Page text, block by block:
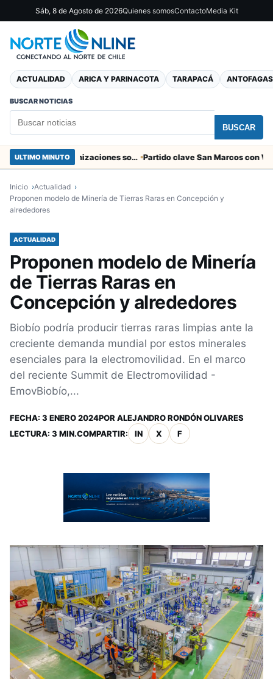
Sáb, 8 de Agosto de 2026Quienes somosContactoMedia Kit
ACTUALIDAD ARICA Y PARINACOTA TARAPACÁ
BUSCAR NOTICIAS
BUSCAR
ULTIMO MINUTO Entregaron fibra óptica gratuita a organizaciones sociales de Arica
Inicio
Actualidad
Proponen modelo de Minería de Tierras Raras en Concepción y
alrededores
ACTUALIDAD
Proponen modelo de Minería
de Tierras Raras en
Concepción y alrededores
Biobío podría producir tierras raras limpias ante la
creciente demanda mundial por estos minerales
esenciales para la electromovilidad. En el marco
del reciente Summit de Electromovilidad -
EmovBiobío,...
FECHA: 3 ENERO 2024POR ALEJANDRO RONDÓN OLIVARES
LECTURA: 3 MIN.COMPARTIR: IN X F